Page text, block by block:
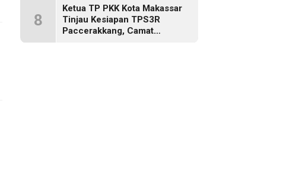
8
Ketua TP PKK Kota Makassar
Tinjau Kesiapan TPS3R
Paccerakkang, Camat